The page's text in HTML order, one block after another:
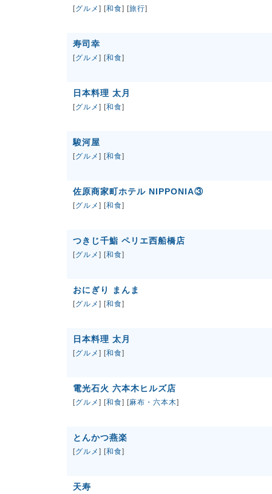
[グルメ ] [和食] [旅行]
寿司幸
[グルメ ] [和食]
日本料理 太月
[グルメ ] [和食]
駿河屋
[グルメ ] [和食]
佐原商家町ホテル NIPPONIA③
[グルメ ] [和食]
つきじ千鮨 ペリエ西船橋店
[グルメ ] [和食]
おにぎり まんま
[グルメ ] [和食]
日本料理 太月
[グルメ ] [和食]
電光石火 六本木ヒルズ店
[グルメ ] [和食] [麻布・六本木]
とんかつ燕楽
[グルメ ] [和食]
天寿ゞ